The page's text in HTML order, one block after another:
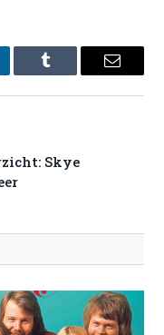
Tumblr Email
Skye